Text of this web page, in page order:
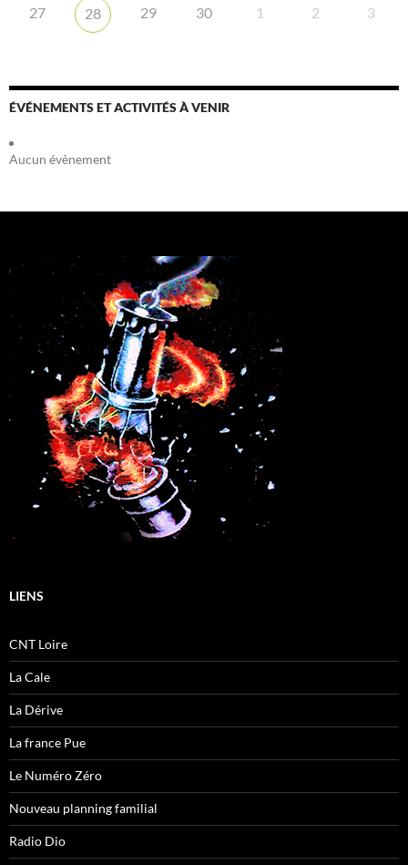
27 28 29 30 1 2 3
ÉVÉNEMENTS ET ACTIVITÉS À VENIR
Aucun évènement
LIENS
CNT Loire
La Cale
La Dérive
La france Pue
Le Numéro Zéro
Nouveau planning familial
Radio Dio